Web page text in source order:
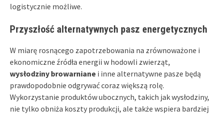
logistycznie możliwe.
Przyszłość alternatywnych pasz energetycznych
W miarę rosnącego zapotrzebowania na zrównoważone i
ekonomiczne źródła energii w hodowli zwierząt,
wysłodziny browarniane i inne alternatywne pasze będą
prawdopodobnie odgrywać coraz większą rolę.
Wykorzystanie produktów ubocznych, takich jak wysłodziny,
nie tylko obniża koszty produkcji, ale także wspiera bardziej